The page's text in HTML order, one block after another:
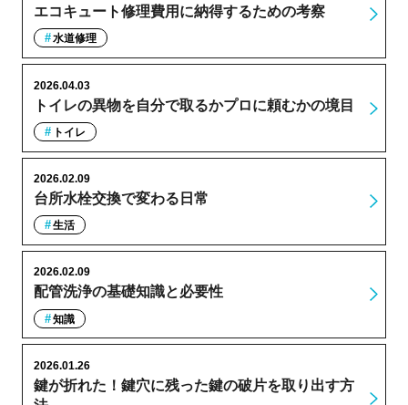
エコキュート修理費用に納得するための考察
水道修理
トイレの異物を自分で取るかプロに頼むかの境目
2026.04.03
トイレ
台所水栓交換で変わる日常
2026.02.09
生活
配管洗浄の基礎知識と必要性
2026.02.09
知識
鍵が折れた！鍵穴に残った鍵の破片を取り出す方
2026.01.26